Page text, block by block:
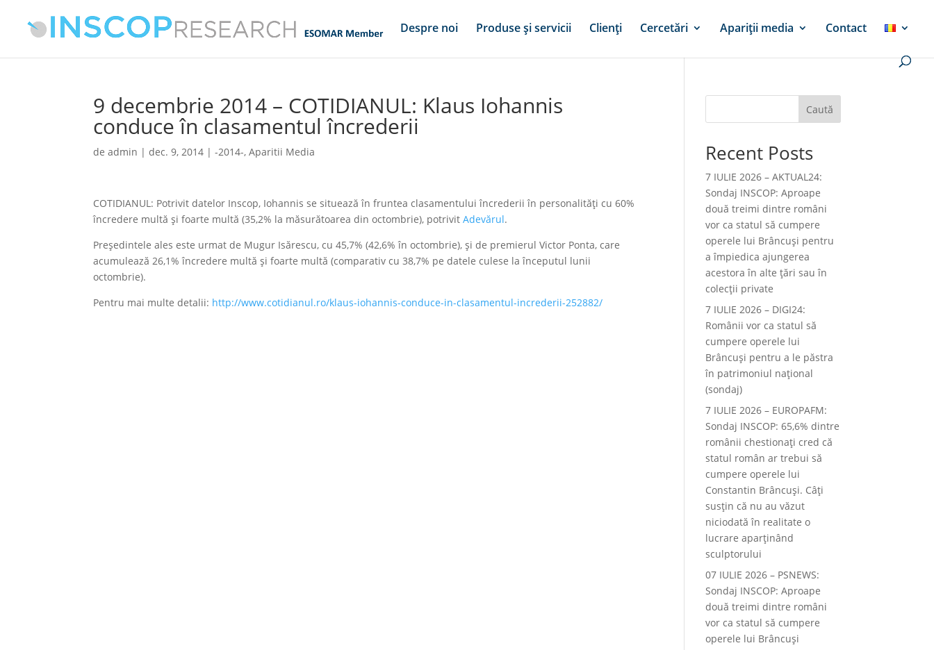
Despre noi Produse și servicii Clienți Cercetări Apariții media Contact
9 decembrie 2014 – COTIDIANUL: Klaus Iohannis
conduce în clasamentul încrederii
deadmin |dec. 9, 2014 |-2014-,Aparitii Media
COTIDIANUL: Potrivit datelor Inscop, Iohannis se situează în fruntea clasamentului încrederii în personalități cu 60%
încredere multă și foarte multă (35,2% la măsurătoarea din octombrie), potrivitAdevărul.
Președintele ales este urmat de Mugur Isărescu, cu 45,7% (42,6% în octombrie), și de premierul Victor Ponta, care
acumulează 26,1% încredere multă și foarte multă (comparativ cu 38,7% pe datele culese la începutul lunii
octombrie).
Pentru mai multe detalii: http://www.cotidianul.ro/klaus-iohannis-conduce-in-clasamentul-increderii-252882/
Caută
Recent Posts
7 IULIE 2026 – AKTUAL24:
Sondaj INSCOP: Aproape
două treimi dintre români
vor ca statul să cumpere
operele lui Brâncuşi pentru
a împiedica ajungerea
acestora în alte ţări sau în
colecţii private
7 IULIE 2026 – DIGI24:
Românii vor ca statul să
cumpere operele lui
Brâncuși pentru a le păstra
în patrimoniul național
(sondaj)
7 IULIE 2026 – EUROPAFM:
Sondaj INSCOP: 65,6% dintre
românii chestionați cred că
statul român ar trebui să
cumpere operele lui
Constantin Brâncuși. Câți
susțin că nu au văzut
niciodată în realitate o
lucrare aparținând
sculptorului
07 IULIE 2026 – PSNEWS:
Sondaj INSCOP: Aproape
două treimi dintre români
vor ca statul să cumpere
operele lui Brâncuși